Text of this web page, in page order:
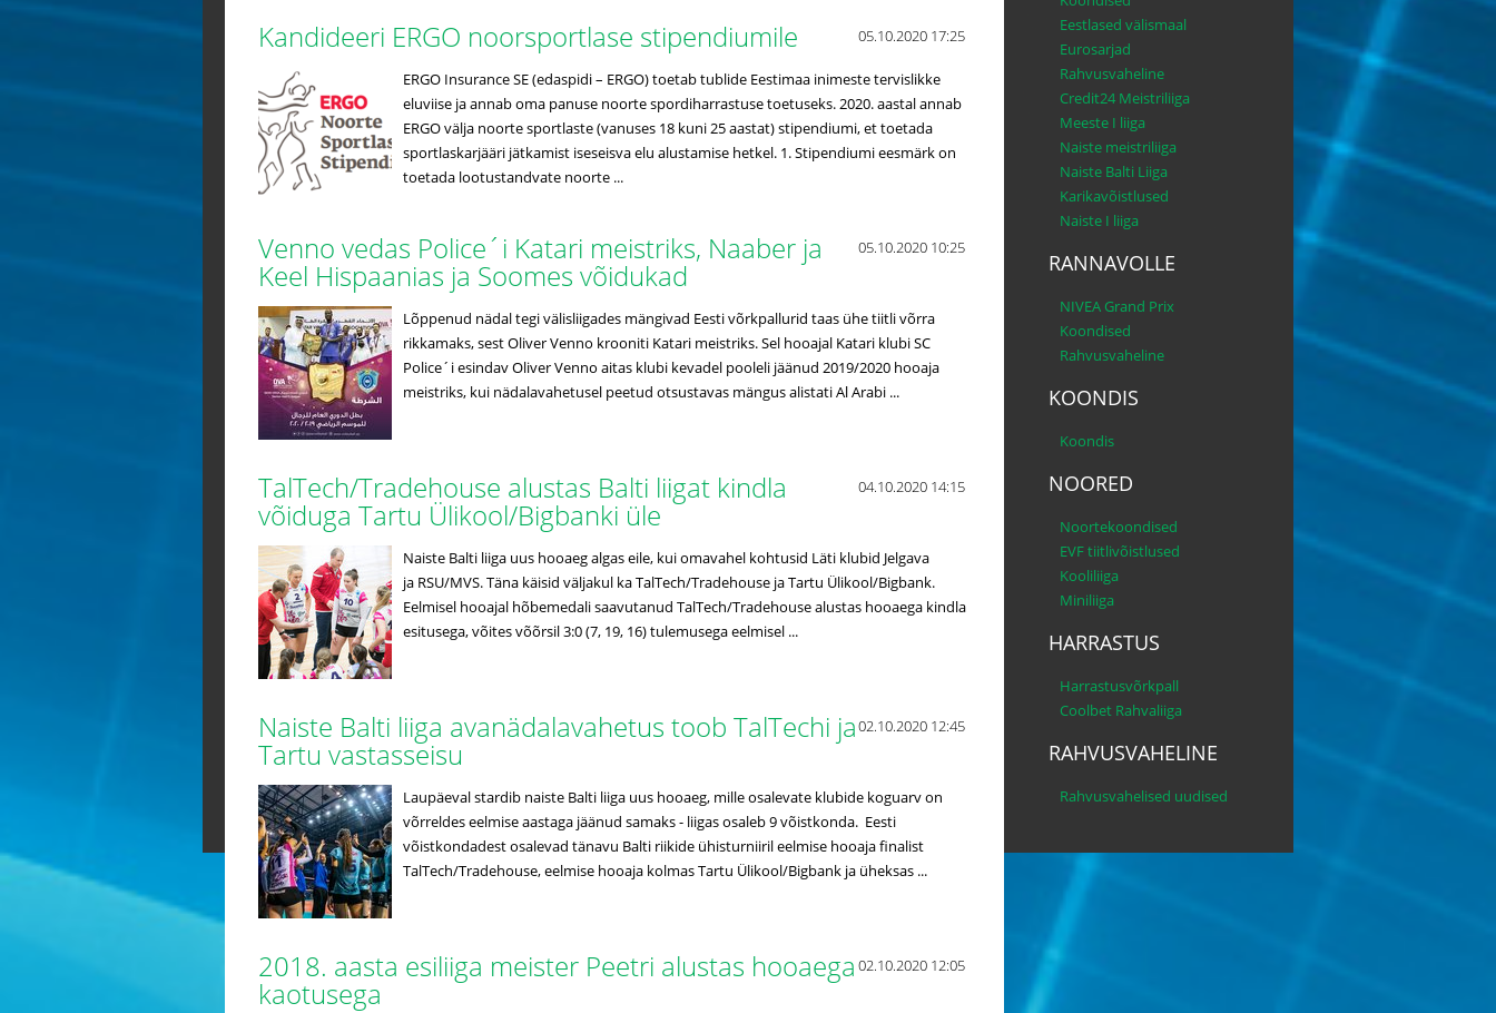
05.10.2020 17:25
Kandideeri ERGO noorsportlase stipendiumile
ERGO Insurance SE (edaspidi – ERGO) toetab tublide Eestimaa inimeste tervislikke
eluviise ja annab oma panuse noorte spordiharrastuse toetuseks. 2020. aastal annab
ERGO välja noorte sportlaste (vanuses 18 kuni 25 aastat) stipendiumi, et toetada
sportlaskarjääri jätkamist iseseisva elu alustamise hetkel. 1. Stipendiumi eesmärk on
toetada lootustandvate noorte ...
05.10.2020 10:25
Venno vedas Police´i Katari meistriks, Naaber ja
Keel Hispaanias ja Soomes võidukad
Lõppenud nädal tegi välisliigades mängivad Eesti võrkpallurid taas ühe tiitli võrra
rikkamaks, sest Oliver Venno krooniti Katari meistriks. Sel hooajal Katari klubi SC
Police´i esindav Oliver Venno aitas klubi kevadel pooleli jäänud 2019/2020 hooaja
meistriks, kui nädalavahetusel peetud otsustavas mängus alistati Al Arabi ...
04.10.2020 14:15
TalTech/Tradehouse alustas Balti liigat kindla
võiduga Tartu Ülikool/Bigbanki üle
Naiste Balti liiga uus hooaeg algas eile, kui omavahel kohtusid Läti klubid Jelgava
ja RSU/MVS. Täna käisid väljakul ka TalTech/Tradehouse ja Tartu Ülikool/Bigbank.
Eelmisel hooajal hõbemedali saavutanud TalTech/Tradehouse alustas hooaega kindla
esitusega, võites võõrsil 3:0 (7, 19, 16) tulemusega eelmisel ...
02.10.2020 12:45
Naiste Balti liiga avanädalavahetus toob TalTechi ja
Tartu vastasseisu
Laupäeval stardib naiste Balti liiga uus hooaeg, mille osalevate klubide koguarv on
võrreldes eelmise aastaga jäänud samaks - liigas osaleb 9 võistkonda. Eesti
võistkondadest osalevad tänavu Balti riikide ühisturniiril eelmise hooaja finalist
TalTech/Tradehouse, eelmise hooaja kolmas Tartu Ülikool/Bigbank ja üheksas ...
02.10.2020 12:05
2018. aasta esiliiga meister Peetri alustas hooaega
kaotusega
Eestlased välismaal
Eurosarjad
Rahvusvaheline
Credit24 Meistriliiga
Meeste I liiga
Naiste meistriliiga
Naiste Balti Liiga
Karikavõistlused
Naiste I liiga
RANNAVOLLE
NIVEA Grand Prix
Koondised
Rahvusvaheline
KOONDIS
Koondis
NOORED
Noortekoondised
EVF tiitlivõistlused
Kooliliiga
Miniliiga
HARRASTUS
Harrastusvõrkpall
Coolbet Rahvaliiga
RAHVUSVAHELINE
Rahvusvahelised uudised